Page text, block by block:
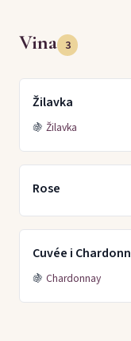
Vina 3
Žilavka
🍇 Žilavka
Rose
Cuvée i
🍇 Chardonnay